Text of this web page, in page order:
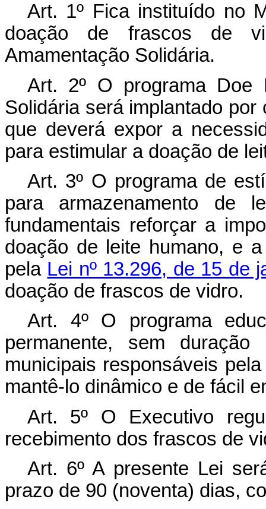
Art. 1º Fica instituído no
doação de frascos de
Amamentação Solidária.
Art. 2º O programa Doe
Solidária será implantado
que deverá expor a
para estimular a doação de
Art. 3º O programa de
para armazenamento de
fundamentais reforçar a
doação de leite humano, e
pela Lei nº 13.296, de 15 de
doação de frascos de vidro.
Art. 4º O programa
permanente, sem
municipais responsáveis
mantê-lo dinâmico e de fácil
Art. 5º O Executivo
recebimento dos frascos de
Art. 6º A presente Lei
prazo de 90 (noventa) dias,